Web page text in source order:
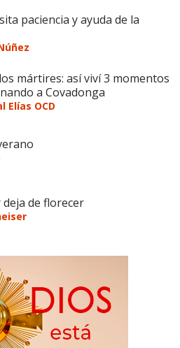
paciencia y ayuda de la
mártires: así viví 3 momentos
a Covadonga
Elías OCD
de florecer